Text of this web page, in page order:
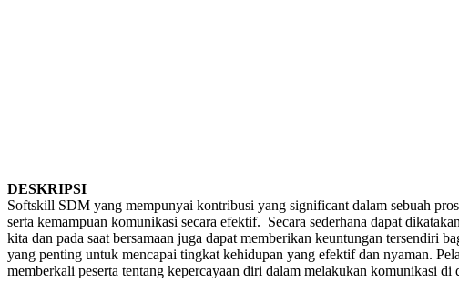
DESKRIPSI
Softskill SDM yang mempunyai kontribusi yang significant dalam sebuah
serta kemampuan komunikasi secara efektif. Secara sederhana dapat
kita dan pada saat bersamaan juga dapat memberikan keuntungan tersendiri
yang penting untuk mencapai tingkat kehidupan yang efektif dan nyaman.
memberkali peserta tentang kepercayaan diri dalam melakukan komunikasi di